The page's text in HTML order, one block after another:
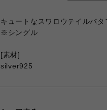
キュートなスワロウテイルバタ
※シングル
[素材]
silver925